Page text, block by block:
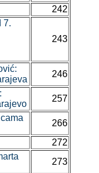
242
7.
243
246
257
266
272
273